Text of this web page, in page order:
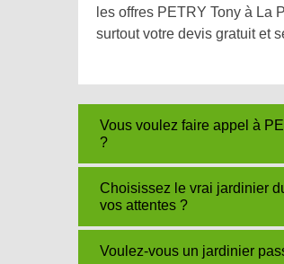
les offres PETRY Tony à La
surtout votre devis gratuit et
Vous voulez faire appel à
?
Choisissez le vrai jardinier
vos attentes ?
Voulez-vous un jardinier